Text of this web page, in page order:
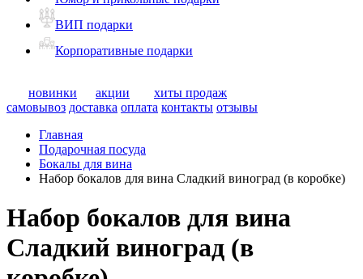
ВИП подарки
Корпоративные подарки
новинки акции
хиты продаж
самовывоз доставка оплата контакты отзывы
Главная
Подарочная посуда
Бокалы для вина
Набор бокалов для вина Сладкий виноград (в коробке)
Набор бокалов для вина
Сладкий виноград (в